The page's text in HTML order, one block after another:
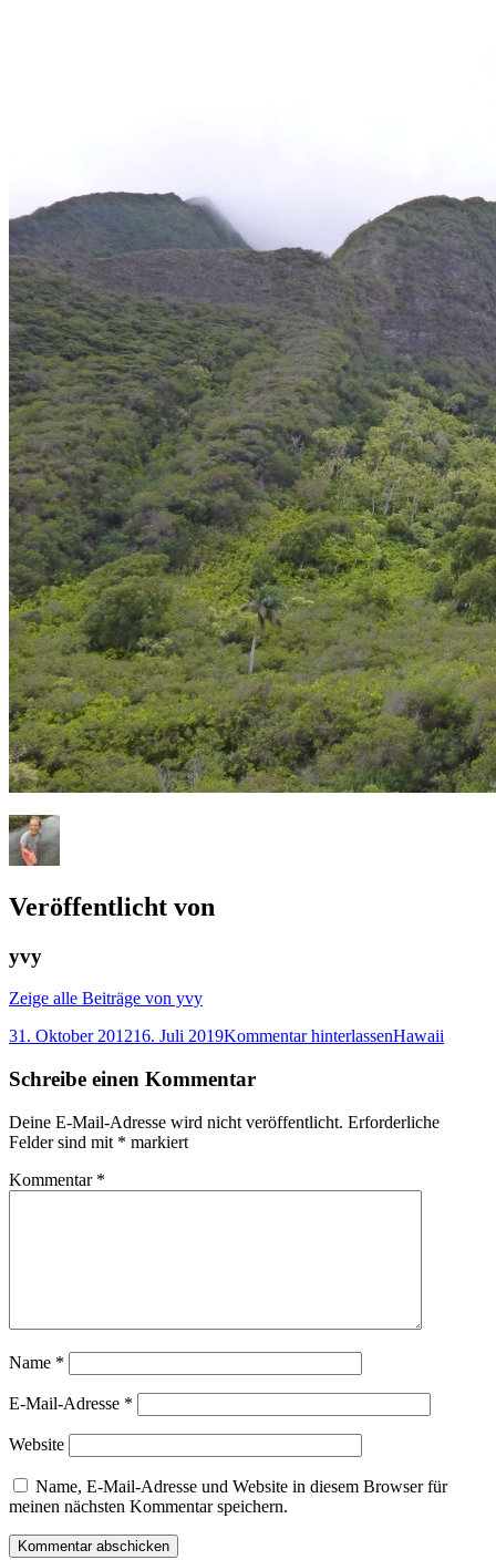
Veröffentlicht von
yvy
Zeige alle Beiträge von yvy
31. Oktober 201216. Juli 2019Kommentar hinterlassenHawaii
Schreibe einen Kommentar
Deine E-Mail-Adresse wird nicht veröffentlicht. Erforderliche
Felder sind mit * markiert
Kommentar *
Name *
E-Mail-Adresse *
Website
Name, E-Mail-Adresse und Website in diesem Browser für
meinen nächsten Kommentar speichern.